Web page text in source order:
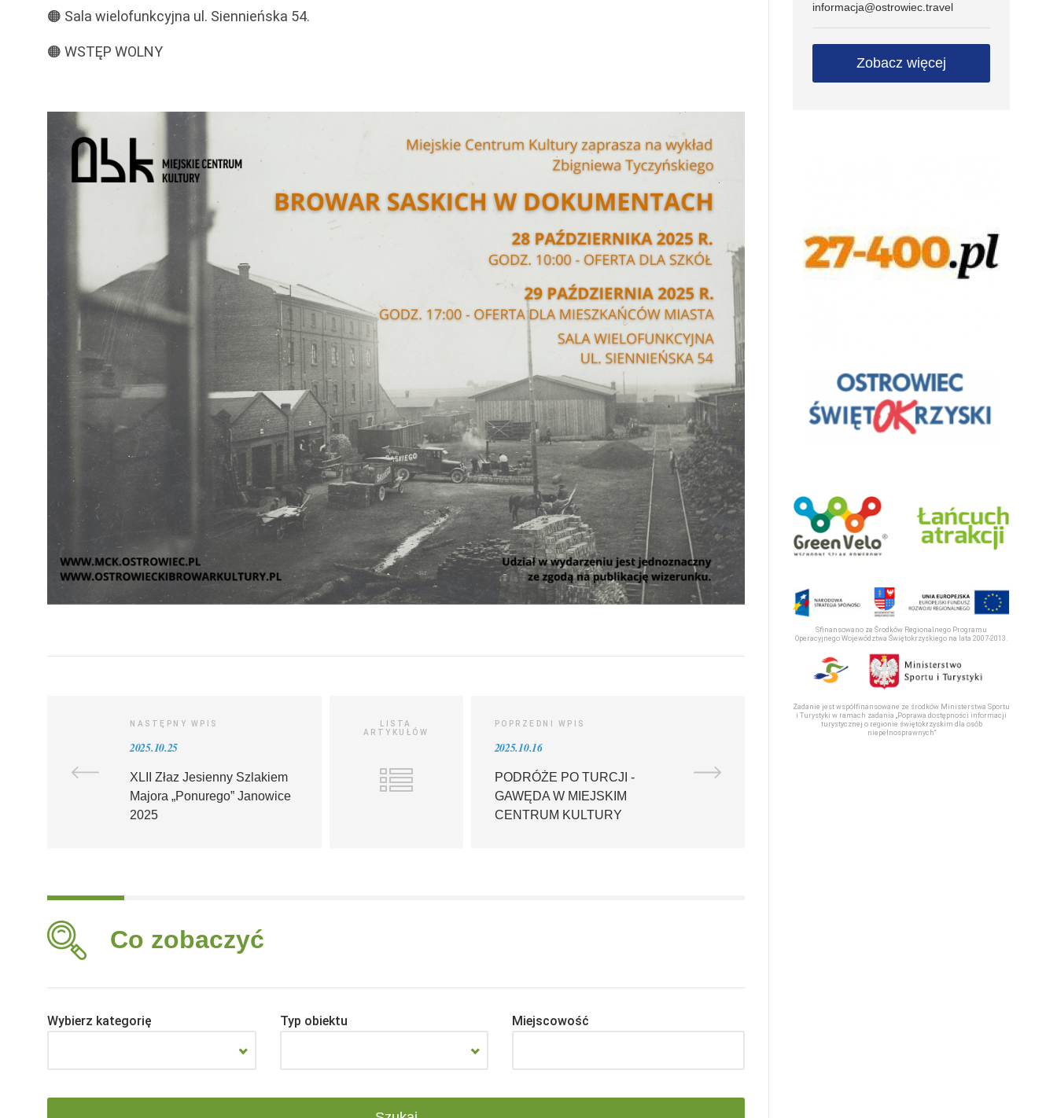
🟠 Sala wielofunkcyjna ul. Siennieńska 54.
🟠 WSTĘP WOLNY
NASTĘPNY WPIS
2025.10.25
XLII Złaz Jesienny Szlakiem
Majora „Ponurego” Janowice
2025
LISTA
ARTYKUŁÓW
POPRZEDNI WPIS
2025.10.16
PODRÓŻE PO TURCJI -
GAWĘDA W MIEJSKIM
CENTRUM KULTURY
Co zobaczyć
Wybierz kategorię Typ obiektu Miejscowość
informacja@ostrowiec.travel
Zobacz więcej
Sfinansowano ze Środków Regionalnego Programu
Operacyjnego Województwa Świętokrzyskiego na lata 2007-2013.
Zadanie jest współfinansowane ze środków Ministerstwa Sportu
i Turystyki w ramach zadania „Poprawa dostępności informacji
turystycznej o regionie świętokrzyskim dla osób
niepełnosprawnych“